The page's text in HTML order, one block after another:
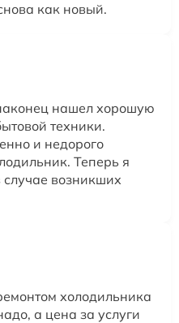
как новый.
нашел хорошую
техники.
и недорого
Теперь я
возникших
холодильника
а цена за услуги